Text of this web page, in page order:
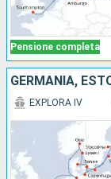
Pensione completa
EXPLORA IV